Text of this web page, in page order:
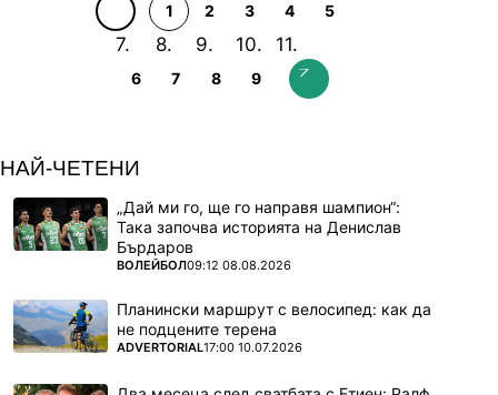
1 2 3 4 5
6 7 8 9
НАЙ-ЧЕТЕНИ
„Дай ми го, ще го направя шампион“:
Така започва историята на Денислав
Бърдаров
ПОВЕЧЕ ОТ
ВОЛЕЙБОЛ09:12 08.08.2026
Планински маршрут с велосипед: как да
не подцените терена
ПОВЕЧЕ ОТ
ADVERTORIAL17:00 10.07.2026